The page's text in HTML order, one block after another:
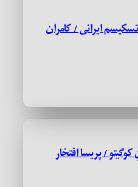
ایرانی / کامران
کوگیتو / پریسا افتخار